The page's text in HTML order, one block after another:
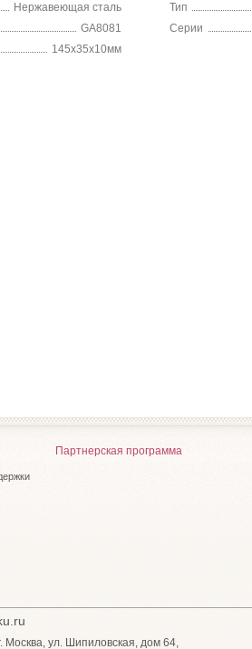
Нержавеющая сталь Тип
GA8081 Серии
145х35х10мм
Партнерская программа
ул. Шипиловская, дом 64,